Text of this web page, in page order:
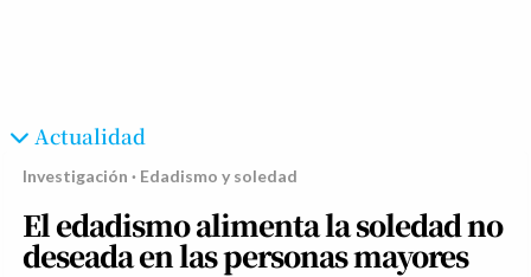
Actualidad
Investigación · Edadismo y soledad
El edadismo alimenta la soledad no
deseada en las personas mayores